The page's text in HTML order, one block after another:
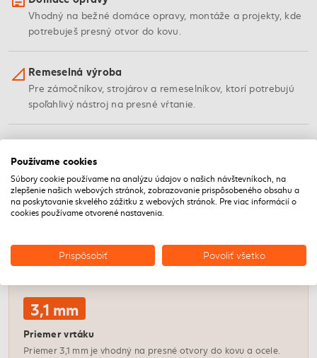
Vhodný na bežné domáce opravy, montáže a projekty, kde
potrebuješ presný otvor do kovu.
Remeselná výroba
Pre zámočníkov, strojárov a remeselníkov, ktorí potrebujú
spoľahlivý nástroj na presné vŕtanie.
Profesionálne použitie
Vhodný pre profesionálov v stavebníctve, priemysle a
údržbe, ktorí vyžadujú vysokú kvalitu a presnosť.
Vlastnosti vrtáku fischer HSS
3,1 mm
Priemer vrtáku
Priemer 3,1 mm je vhodný na presné otvory do kovu a ocele.
Používame cookies
Súbory cookie používame na analýzu údajov o našich návštevníkoch, na
zlepšenie našich webových stránok, zobrazovanie prispôsobeného obsahu a
na poskytovanie skvelého zážitku z webových stránok. Pre viac informácií o
cookies používame otvorené nastavenia.
Prispôsobiť Povoliť všetko